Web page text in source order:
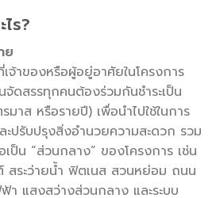
ร?
ย
จ้าของหรือผู้อยู่อาศัยในโครงการ
ดสรรทุกคนต้องร่วมกันชำระเป็น
มาส หรือรายปี) เพื่อนำไปใช้ในการ
ปรับปรุงสิ่งอำนวยความสะดวก รวม
ป็น “ส่วนกลาง” ของโครงการ เช่น
สระว่ายน้ำ ฟิตเนส สวนหย่อม ถนน
า แสงสว่างส่วนกลาง และระบบ